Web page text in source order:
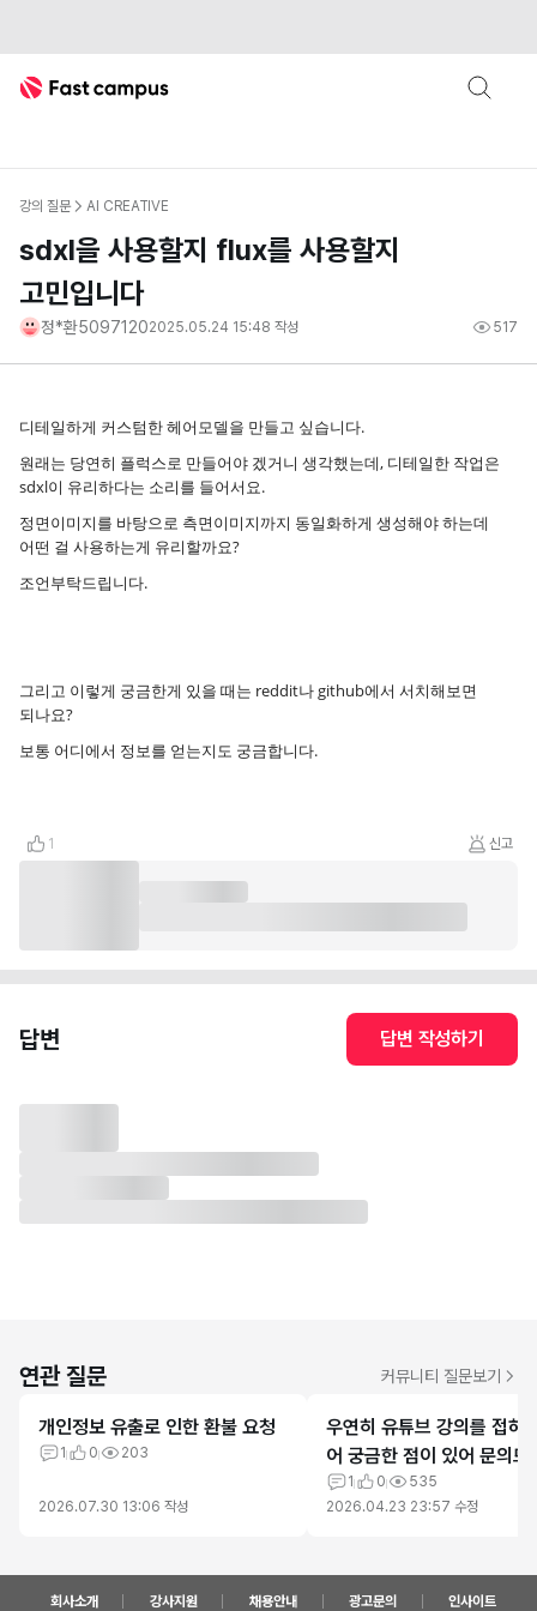
Fast Campus
강의 질문 AI CREATIVE
sdxl을 사용할지 flux를 사용할지
고민입니다
정*환50971202025.05.24 15:48 작성 517
디테일하게 커스텀한 헤어모델을 만들고 싶습니다.
원래는 당연히 플럭스로 만들어야 겠거니 생각했는데, 디테일한 작업은
sdxl이 유리하다는 소리를 들어서요.
정면이미지를 바탕으로 측면이미지까지 동일화하게 생성해야 하는데
어떤 걸 사용하는게 유리할까요?
조언부탁드립니다.
그리고 이렇게 궁금한게 있을 때는 reddit나 github에서 서치해보면
되나요?
보통 어디에서 정보를 얻는지도 궁금합니다.
1 신고
답변 답변 작성하기
연관 질문 커뮤니티 질문보기
개인정보 유출로 인한 환불 요청
1 0 203
2026.07.30 13:06 작성
우연히 유튜브 강의를 접하
어 궁금한 점이 있어 문의드
다.1 0
535
2026.04.23 23:57 수정
회사소개 강사지원 채용안내 광고문의 인사이트